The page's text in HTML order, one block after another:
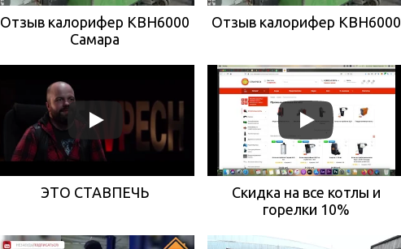
Отзыв калорифер КВН6000
Самара
Отзыв калорифер КВН6000
ЭТО СТАВПЕЧЬ
Скидка на все котлы и
горелки 10%